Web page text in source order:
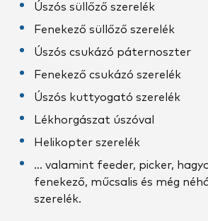
Úszós süllőző szerelék
Fenekező süllőző szerelék
Úszós csukázó páternoszter
Fenekező csukázó szerelék
Úszós kuttyogató szerelék
Lékhorgászat úszóval
Helikopter szerelék
… valamint feeder, picker,
fenekező, műcsalis és még
szerelék.